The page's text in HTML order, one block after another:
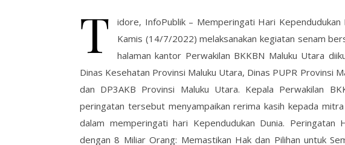
T
idore, InfoPublik – Memperingati Hari
Kamis (14/7/2022) melaksanakan kegiatan senam
halaman kantor Perwakilan BKKBN Maluku Utara
Dinas Kesehatan Provinsi Maluku Utara, Dinas PUPR Provinsi
dan DP3AKB Provinsi Maluku Utara. Kepala Perwakilan
peringatan tersebut menyampaikan rerima kasih kepada
dalam memperingati hari Kependudukan Dunia. Peringatan
dengan 8 Miliar Orang: Memastikan Hak dan Pilihan untuk